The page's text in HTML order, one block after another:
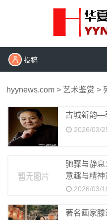
投稿
艺展资讯
收藏拍卖
书画资讯
查看更多
hyynews.com > 艺术鉴赏 >
古城新韵—
2026/03/
驰骤与静
意趣与精神
2026/03/
著名画家